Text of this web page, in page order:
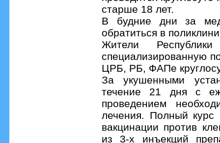
старше 18 лет.
В будние дни за
обратиться в
Жители
специализированную
ЦРБ, РБ, ФАПе
За укушенными
течение 21 дня с
проведением
лечения. Полный курс
вакцинации против
из 3-х инъекций